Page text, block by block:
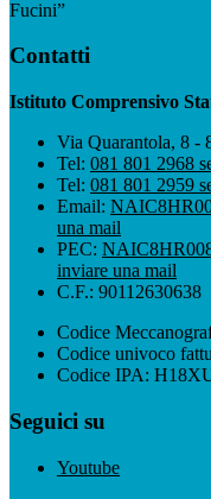
Fucini”
Contatti
Istituto Comprensivo
Via Quarantola, 8 -
Tel: 081 801 2968
Tel: 081 801 2959
Email:
una mail
PEC:
inviare una mail
C.F.: 90112630638
Codice
Codice univoco
Codice IPA:
Seguici su
Youtube